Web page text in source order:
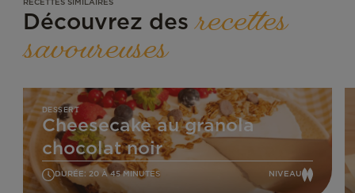
RECETTES SIMILAIRES
Découvrez desrecettes
savoureuses
DESSERT
Cheesecake au granola
chocolat noir
DURÉE: 20 À 45 MINUTES NIVEAU
MOYEN
Cheesecake
au
granola
chocolat
noir